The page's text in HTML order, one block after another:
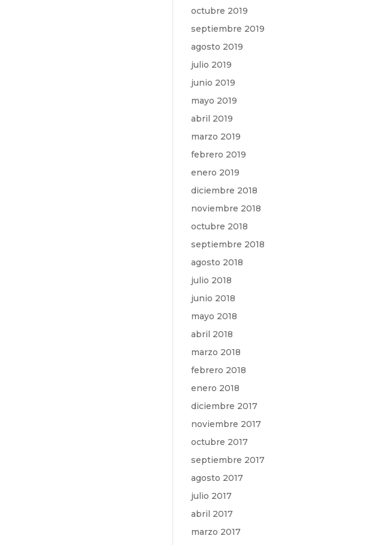
octubre 2019
septiembre 2019
agosto 2019
julio 2019
junio 2019
mayo 2019
abril 2019
marzo 2019
febrero 2019
enero 2019
diciembre 2018
noviembre 2018
octubre 2018
septiembre 2018
agosto 2018
julio 2018
junio 2018
mayo 2018
abril 2018
marzo 2018
febrero 2018
enero 2018
diciembre 2017
noviembre 2017
octubre 2017
septiembre 2017
agosto 2017
julio 2017
abril 2017
marzo 2017